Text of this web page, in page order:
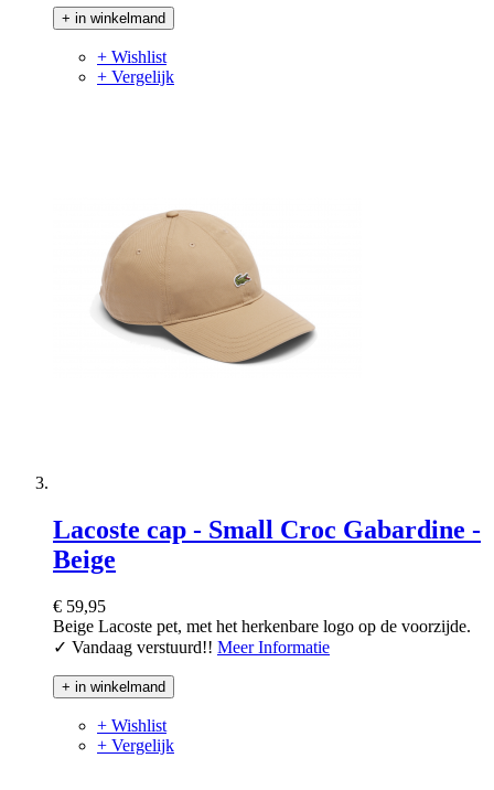
+ in winkelmand
+ Wishlist
+ Vergelijk
Lacoste cap - Small Croc Gabardine -
Beige
€ 59,95
Beige Lacoste pet, met het herkenbare logo op de voorzijde.
✓ Vandaag verstuurd!! Meer Informatie
+ in winkelmand
+ Wishlist
+ Vergelijk